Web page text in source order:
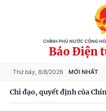
CHÍNH PHỦ NƯỚC CỘNG
Báo Điện
Thứ bảy, 8/8/2026 MỚI NHẤT
Chỉ đạo, quyết định của